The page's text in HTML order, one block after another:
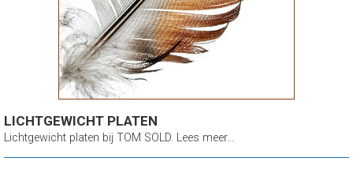
LICHTGEWICHT PLATEN
Lichtgewicht platen bij TOM SOLD. Lees meer...